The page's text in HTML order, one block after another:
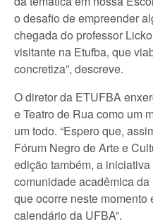
o desafio de empreender
chegada do professor
visitante na Etufba, que
concretiza”, descreve.
O diretor da ETUFBA
e Teatro de Rua como um
um todo. “Espero que,
Fórum Negro de Arte e
edição também, a
comunidade acadêmica
que ocorre neste momento
calendário da UFBA”.